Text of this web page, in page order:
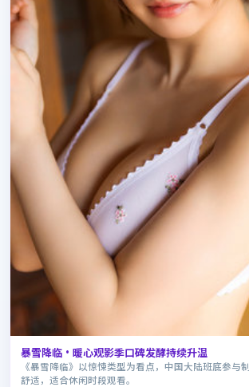
暴雪降临·暖心观影季口碑发酵持续升温
《暴雪降临》以惊悚类型为看点，中国大陆班底参与
舒适，适合休闲时段观看。